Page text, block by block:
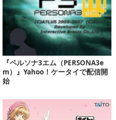
『ペルソナ3エム（PERSONA3e
m）』Yahoo！ケータイで配信開
始